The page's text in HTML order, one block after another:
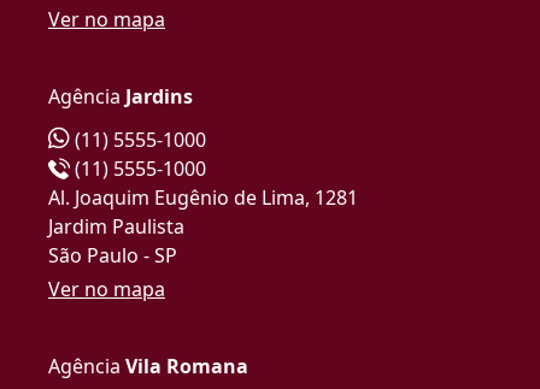
Ver no mapa
Agência Jardins
(11) 5555-1000
(11) 5555-1000
Al. Joaquim Eugênio de Lima, 1281
Jardim Paulista
São Paulo - SP
Ver no mapa
Agência Vila Romana